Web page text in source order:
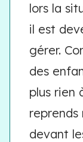
lors la
il est
gérer.
des
plus rien
devant